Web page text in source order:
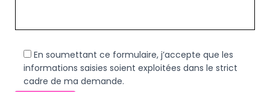
En soumettant ce formulaire, j’accepte que les
informations saisies soient exploitées dans le strict
cadre de ma demande.